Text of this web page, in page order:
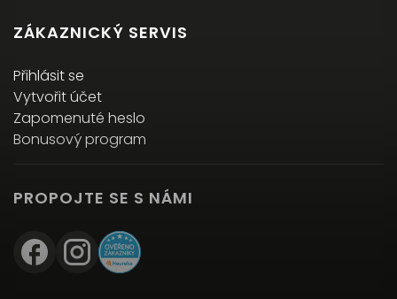
ZÁKAZNICKÝ SERVIS
Přihlásit se
Vytvořit účet
Zapomenuté heslo
Bonusový program
PROPOJTE SE S NÁMI